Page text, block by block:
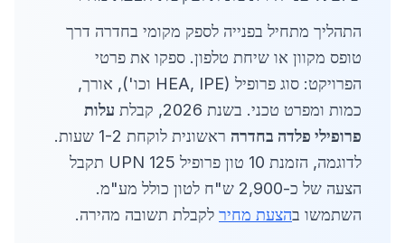
התהליך מתחיל בפנייה לספק מקומי בחדרה דרך
טופס מקוון או שיחת טלפון. ספקו את פרטי
הפרויקט: סוג פרופיל (HEA, IPE וכו'), אורך,
כמות ומפרט טכני. בשנת 2026, קבלת
עלות
פרופילי פלדה בחדרה
ראשונית לוקחת 1-2 שעות.
לדוגמה, הזמנת 10 טון פרופיל UPN 125 תקבל
הצעה של כ-2,900 ש"ח לטון כולל מע"מ.
השתמשו בהצעת מחיר לקבלת תשובה מהירה.